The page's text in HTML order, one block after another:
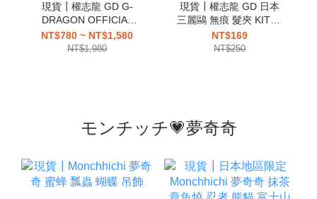
現貨┃權志龍 GD G-
DRAGON OFFICIAL
MINI LIGHT KEYRING
小手燈 鑰匙圈 小盆栽
NT$780 ~ NT$1,580
NT$1,980
現貨┃權志龍 GD 日本
三麗鷗 無痕 髮夾 KITTY
美樂蒂 布丁狗 花小兔 帕
恰狗 庫洛米 醜魚
NT$169
NT$250
モンチッチ💗夢奇奇